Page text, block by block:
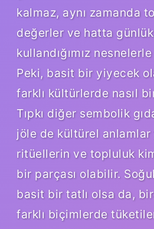
kalmaz, aynı zamanda
değerler ve hatta
kullandığımız
Peki, basit bir yiyecek
farklı kültürlerde nasıl
Tıpkı diğer sembolik
jöle de kültürel anlamlar
ritüellerin ve topluluk
bir parçası olabilir.
basit bir tatlı olsa da,
farklı biçimlerde